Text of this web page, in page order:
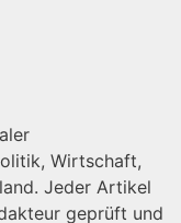
Wirtschaft,
Jeder Artikel
geprüft und